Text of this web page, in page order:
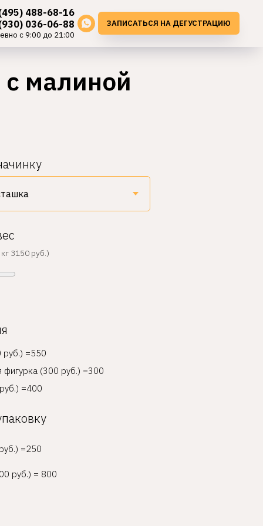
488-68-16
036-06-88
с 9:00 до 21:00
ЗАПИСАТЬСЯ НА ДЕГУСТРАЦИЮ
малиной
3150 руб.)
руб.) =550
(300 руб.) =300
=400
=250
руб.) = 800